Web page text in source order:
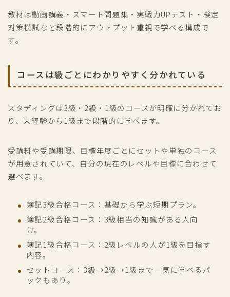
教材は動画講義・スマート問題集・実戦力UPテスト・検定
対策模試など段階的にアウトプット重視で学べる構成で
す。
コースは級ごとにわかりやすく分かれている
スタディングは3級・2級・1級のコースが明確に分かれてお
り、未経験から1級まで段階的に学べます。
受講料や受講期限、目標年度ごとにセットや単独のコース
が用意されていて、自分の現在のレベルや目標に合わせて
選べます。
簿記3級合格コース：基礎から学ぶ短期プラン。
簿記2級合格コース：3級相当の知識がある人向
け。
簿記1級合格コース：2級レベルの人が1級を目指す
内容。
セットコース：3級→2級→1級まで一気に学べるパ
ックもあり。